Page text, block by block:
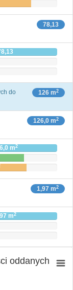
78,13
126 m2
do
126,0 m2
m2
1,97 m2
m2
oddanych